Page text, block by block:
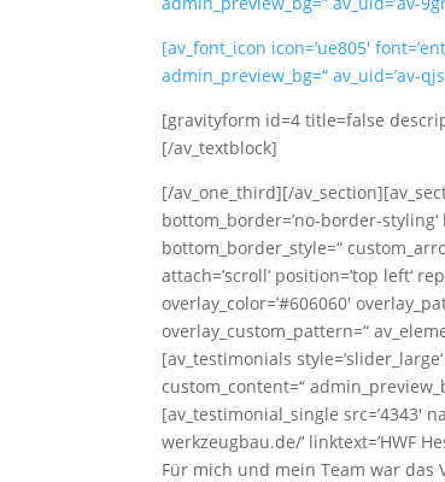
[av_font_icon icon=’ue805′
admin_preview_bg=“ av_uid=’av-
[gravityform id=4 title=false
[/av_textblock]
[/av_one_third][/
bottom_border=’no-border-
bottom_border_style=“
attach=’scroll‘ position=’top left‘
overlay_color=’#606060′
overlay_custom_pattern=“
[av_testimonials
custom_content=“
[av_testimonial_single src=’4343′
werkzeugbau.de/‘ linktext=’HWF
Für mich und mein Team war